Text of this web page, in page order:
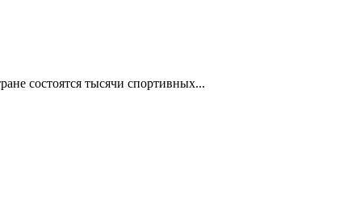
состоятся тысячи спортивных...